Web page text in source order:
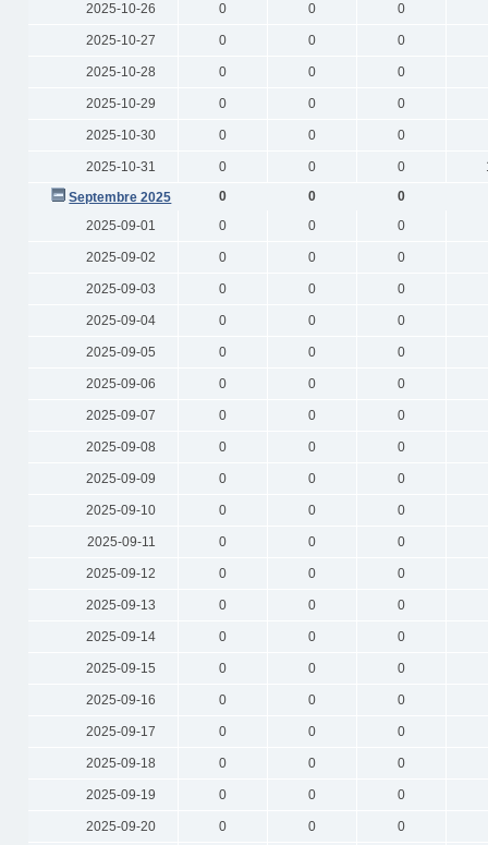
2025-10-26 0 0 0
2025-10-27 0 0 0
2025-10-28 0 0 0
2025-10-29 0 0 0
2025-10-30 0 0 0
2025-10-31 0 0 0
Septembre 2025
0 0
0
2025-09-01
0 0 0
2025-09-02 0 0 0
2025-09-03 0 0 0
2025-09-04 0 0 0
2025-09-05 0 0 0
2025-09-06 0 0 0
2025-09-07 0 0 0
2025-09-08 0 0 0
2025-09-09 0 0 0
2025-09-10 0 0 0
2025-09-11 0 0 0
2025-09-12 0 0 0
2025-09-13 0 0 0
2025-09-14 0 0 0
2025-09-15 0 0 0
2025-09-16 0 0 0
2025-09-17 0 0 0
2025-09-18 0 0 0
2025-09-19 0 0 0
2025-09-20 0 0 0